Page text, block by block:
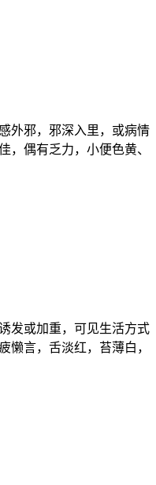
外邪，邪深入里，或病情
偶有乏力，小便色黄、
发或加重，可见生活方式
言，舌淡红，苔薄白，